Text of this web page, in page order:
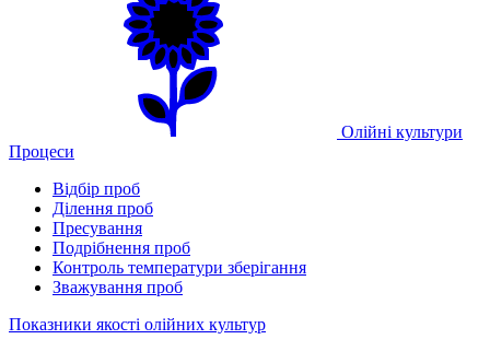
Олійні культури
Процеси
Відбір проб
Ділення проб
Пресування
Подрібнення проб
Контроль температури зберігання
Зважування проб
Показники якості олійних культур